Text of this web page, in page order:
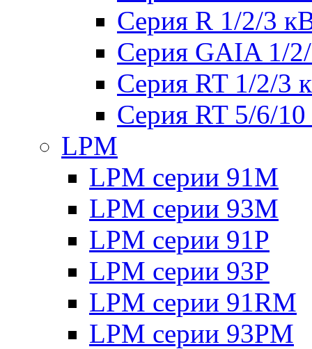
Серия R 1/2/3
Серия GAIA 1/
Серия RT 1/2/3
Серия RT 5/6/
LPM
LPM серии 91M
LPM серии 93M
LPM серии 91P
LPM серии 93P
LPM серии 91RM
LPM серии 93PM